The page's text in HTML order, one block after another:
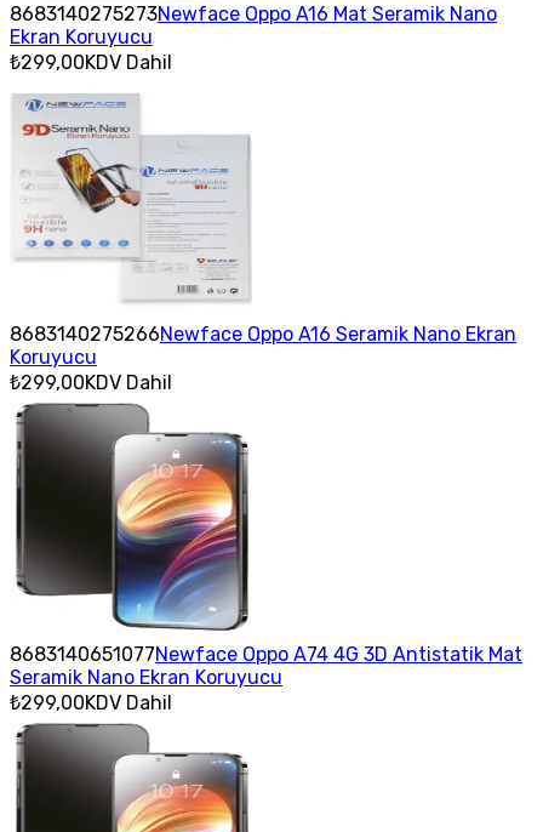
8683140275273Newface Oppo A16 Mat Seramik Nano
Ekran Koruyucu
₺299,00KDV Dahil
8683140275266Newface Oppo A16 Seramik Nano Ekran
Koruyucu
₺299,00KDV Dahil
8683140651077Newface Oppo A74 4G 3D Antistatik Mat
Seramik Nano Ekran Koruyucu
₺299,00KDV Dahil